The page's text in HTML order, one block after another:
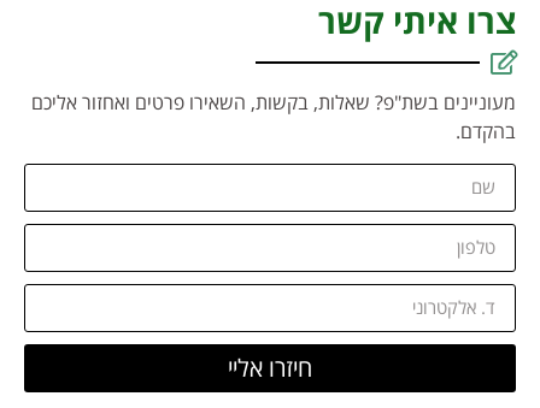
צרו איתי קשר
מעוניינים בשת"פ? שאלות, בקשות, השאירו פרטים ואחזור אליכם
בהקדם.
חיזרו אליי